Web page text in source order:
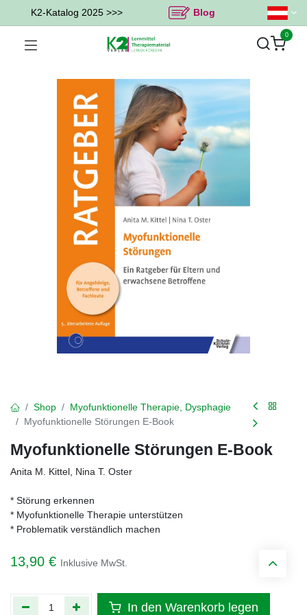
K2-Katalog 2025 >>> Blog
0
Shop
Myofunktionelle Therapie, Dysphagie
Myofunktionelle Störungen E-Book
Myofunktionelle Störungen E-Book
Anita M. Kittel, Nina T. Oster
* Störung erkennen
* Myofunktionelle Therapie unterstützen
* Problematik verständlich machen
13,90 € Inklusive MwSt.
In den Warenkorb legen